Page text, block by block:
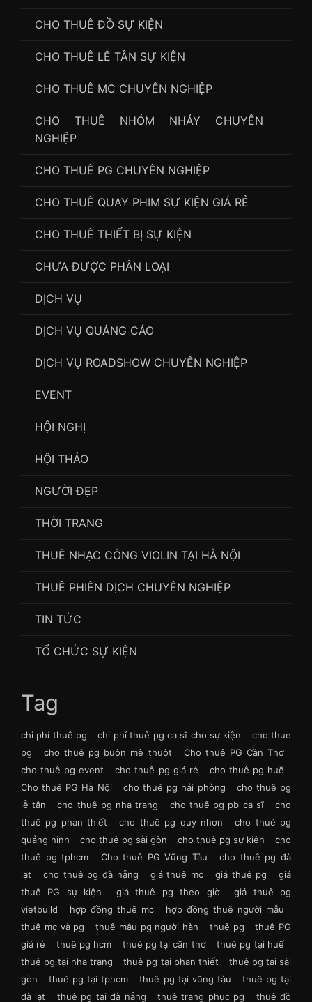
CHO THUÊ ĐỒ SỰ KIỆN
CHO THUÊ LỄ TÂN SỰ KIỆN
CHO THUÊ MC CHUYÊN NGHIỆP
CHO THUÊ NHÓM NHẢY CHUYÊN
NGHIỆP
CHO THUÊ PG CHUYÊN NGHIỆP
CHO THUÊ QUAY PHIM SỰ KIỆN GIÁ RẺ
CHO THUÊ THIẾT BỊ SỰ KIỆN
CHƯA ĐƯỢC PHÂN LOẠI
DỊCH VỤ
DỊCH VỤ QUẢNG CÁO
DỊCH VỤ ROADSHOW CHUYÊN NGHIỆP
EVENT
HỘI NGHỊ
HỘI THẢO
NGƯỜI ĐẸP
THỜI TRANG
THUÊ NHẠC CÔNG VIOLIN TẠI HÀ NỘI
THUÊ PHIÊN DỊCH CHUYÊN NGHIỆP
TIN TỨC
TỔ CHỨC SỰ KIỆN
Tag
chi phí thuê pg chi phí thuê pg ca sĩ cho sự kiện
cho thue
pg
cho thuê pg buôn mê thuột
Cho thuê PG Cần Thơ
cho thuê pg event
cho thuê pg giá rẻ
cho thuê pg huế
Cho thuê PG Hà Nội
cho thuê pg hải phòng
cho thuê pg
lễ tân
cho thuê pg nha trang cho thuê pg pb ca sĩ
cho
thuê pg phan thiết
cho thuê pg quy nhơn
cho thuê pg
quảng ninh
cho thuê pg sài gòn cho thuê pg sự kiện
cho
thuê pg tphcm
Cho thuê PG Vũng Tàu
cho thuê pg đà
lạt
cho thuê pg đà nẵng giá thuê mc giá thuê pg
giá
thuê PG sự kiện
giá thuê pg theo giờ
giá thuê pg
vietbuild
hợp đồng thuê mc
hợp đồng thuê người mẫu
thuê mc và pg
thuê mẫu pg người hàn thuê pg
thuê PG
giá rẻ
thuê pg hcm thuê pg tại cần thơ
thuê pg tại huế
thuê pg tại nha trang
thuê pg tại phan thiết
thuê pg tại sài
gòn
thuê pg tại tphcm thuê pg tại vũng tàu
thuê pg tại
đà lạt
thuê pg tại đà nẵng thuê trang phục pg thuê đồ